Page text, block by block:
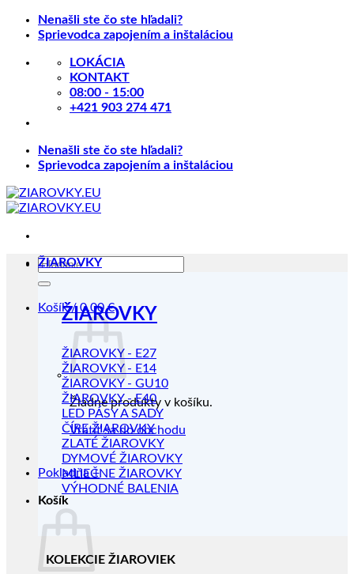
Skip
Nenašli ste čo ste hľadali?
Sprievodca zapojením a inštaláciou
LOKÁCIA
KONTAKT
08:00 - 15:00
+421 903 274 471
Nenašli ste čo ste hľadali?
Sprievodca zapojením a inštaláciou
Hľadať:
Košík /0.00€
Žiadne produkty v košíku.
Vrátiť sa do obchodu
Pokladňa +
Košík
ŽIAROVKY
ŽIAROVKY
ŽIAROVKY - E27
ŽIAROVKY - E14
ŽIAROVKY - GU10
ŽIAROVKY - E40
LED PÁSY A SADY
ČÍRE ŽIAROVKY
ZLATÉ ŽIAROVKY
DYMOVÉ ŽIAROVKY
MLIEČNE ŽIAROVKY
VÝHODNÉ BALENIA
KOLEKCIE ŽIAROVIEK